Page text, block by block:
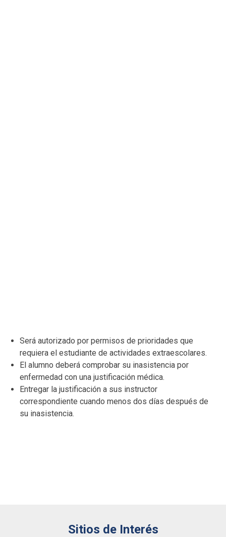
Será autorizado por permisos de prioridades que
requiera el estudiante de actividades extraescolares.
El alumno deberá comprobar su inasistencia por
enfermedad con una justificación médica.
Entregar la justificación a sus instructor
correspondiente cuando menos dos días después de
su inasistencia.
Sitios de Interés